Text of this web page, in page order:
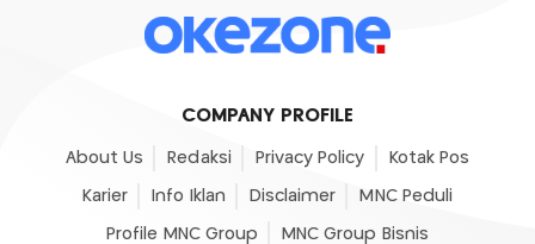
COMPANY PROFILE
About Us Redaksi Privacy Policy Kotak Pos
Karier Info Iklan Disclaimer MNC Peduli
Profile MNC Group MNC Group Bisnis